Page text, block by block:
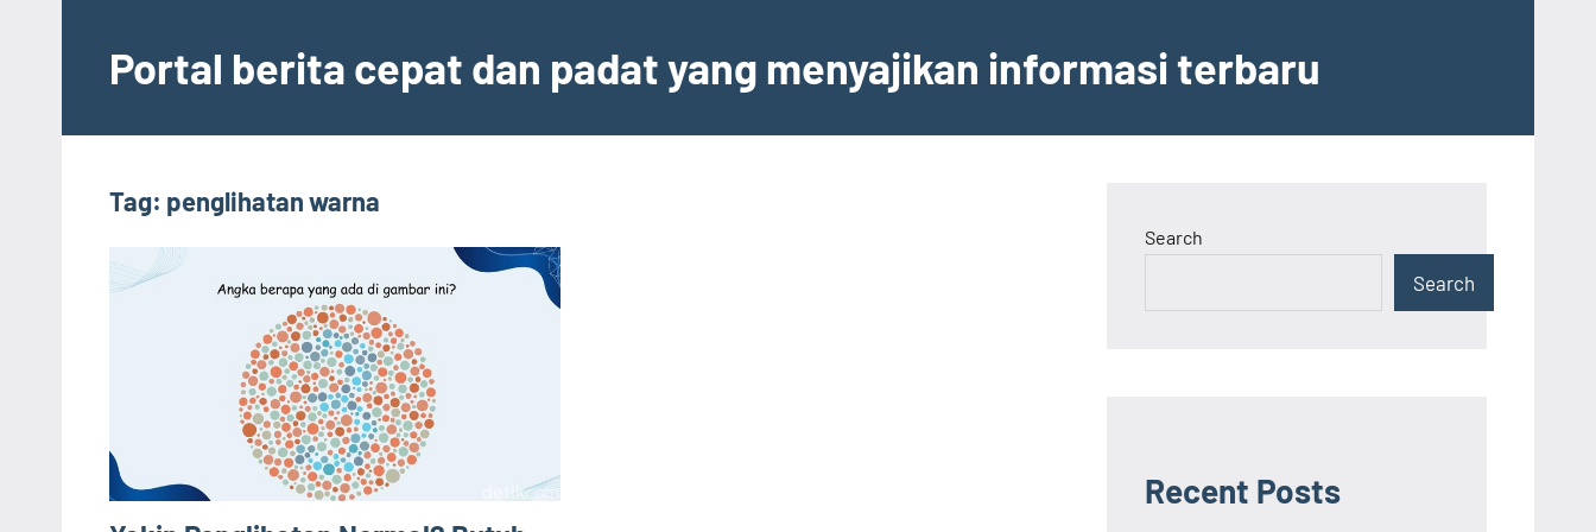
contentPortal berita cepat dan padat yang menyajikan informasi terbaru
Tag: penglihatan warna
Search
Search
Recent Posts